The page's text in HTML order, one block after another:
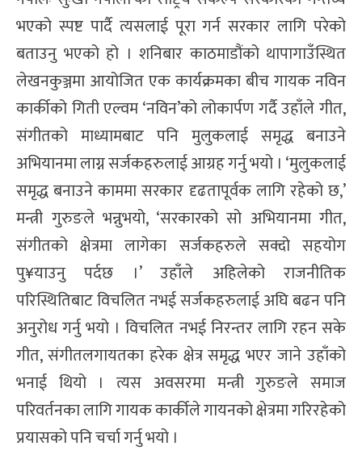
भएको स्पष्ट पार्दै त्यसलाई पूरा गर्न सरकार लागि परेको
बताउनु भएको हो । शनिबार काठमाडौंको थापागाउँस्थित
लेखनकुञ्जमा आयोजित एक कार्यक्रमका बीच गायक नविन
कार्कीको गिती एल्वम ‘नविन’को लोकार्पण गर्दै उहाँले गीत,
संगीतको माध्यामबाट पनि मुलुकलाई समृद्ध बनाउने
अभियानमा लाग्न सर्जकहरुलाई आग्रह गर्नु भयो । ‘मुलुकलाई
समृद्ध बनाउने काममा सरकार दृढतापूर्वक लागि रहेको छ,’
मन्त्री गुरुङले भन्नुभयो, ‘सरकारको सो अभियानमा गीत,
संगीतको क्षेत्रमा लागेका सर्जकहरुले सक्दो सहयोग
पु¥याउनु पर्दछ ।’ उहाँले अहिलेको राजनीतिक
परिस्थितिबाट विचलित नभई सर्जकहरुलाई अघि बढन पनि
अनुरोध गर्नु भयो । विचलित नभई निरन्तर लागि रहन सके
गीत, संगीतलगायतका हरेक क्षेत्र समृद्ध भएर जाने उहाँको
भनाई थियो । त्यस अवसरमा मन्त्री गुरुङले समाज
परिवर्तनका लागि गायक कार्कीले गायनको क्षेत्रमा गरिरहेको
प्रयासको पनि चर्चा गर्नु भयो ।